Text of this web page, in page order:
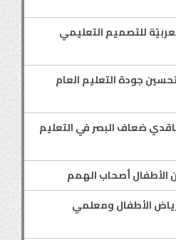
للتصميم التعليمي
جودة التعليم العام
ضعاف البصر في التعليم
الأطفال أصحاب الهمم
الأطفال ومعلمي